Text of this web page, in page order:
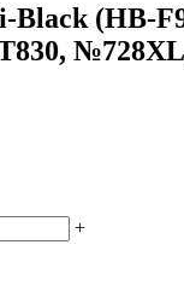
Black (HB-
+